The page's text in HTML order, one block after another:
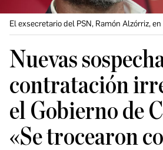
El exsecretario del PSN, Ramón Alzórriz,
Nuevas
contratación
el Gobierno de
«Se trocearon